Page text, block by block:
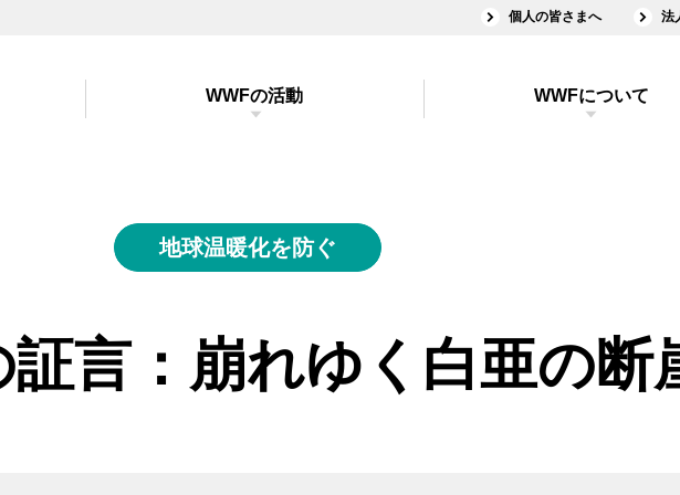
個人の皆さまへ 法
WWFの活動 WWFについて
地球温暖化を防ぐ
言：崩れゆく白亜の断